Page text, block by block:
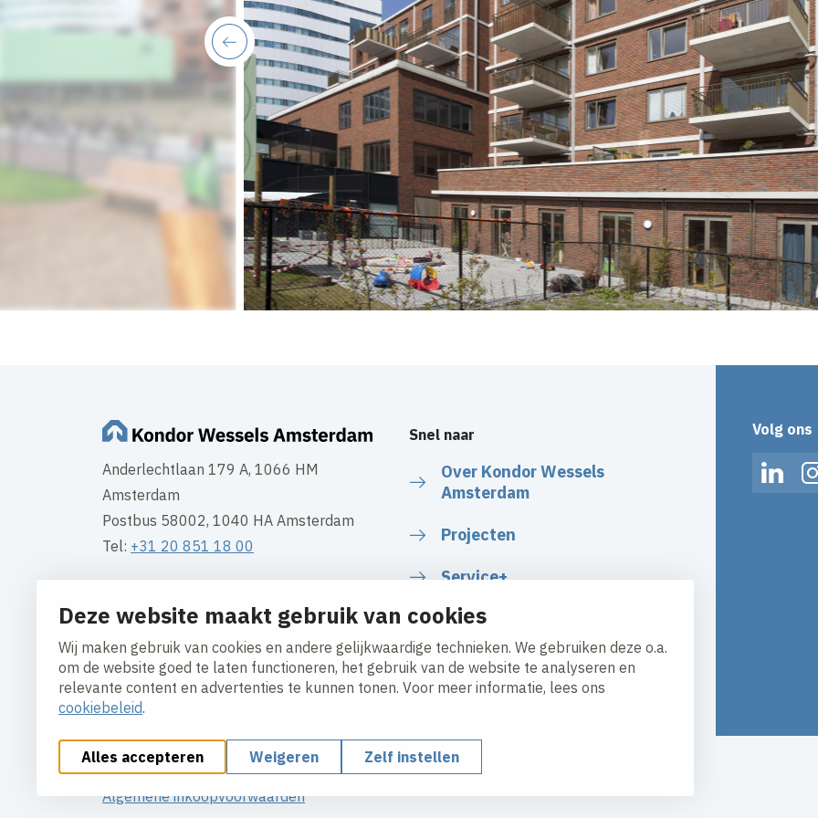
Deze website maakt gebruik van cookies
Wij maken gebruik van cookies en andere gelijkwaardige technieken. We gebruiken deze o.a.
om de website goed te laten functioneren, het gebruik van de website te analyseren en
relevante content en advertenties te kunnen tonen. Voor meer informatie, lees ons
cookiebeleid.
Alles accepteren Weigeren Zelf instellen
previous
Anderlechtlaan 179 A, 1066 HM
Amsterdam
Postbus 58002, 1040 HA Amsterdam
Tel: +31 20 851 18 00
Openingstijden kantoor:
Maandag t/m vrijdag 08:00 – 16:30
Contact
Snel naar
Over Kondor Wessels
Amsterdam
Projecten
Service+
Volg ons
Cookies aanpassenCookie beleidPrivacy policyResponsible disclosure
Algemene inkoopvoorwaarden